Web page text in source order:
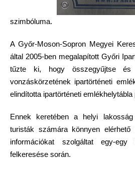
szimbóluma.
A Győr-Moson-Sopron Megyei
által 2005-ben megalapított Győri
tűzte ki, hogy összegyűjtse
vonzáskörzetének ipartörténeti
elindította ipartörténeti emlékhelytábla
Ennek keretében a helyi
turisták számára könnyen
információkat szolgáltat egy-egy
felkeresése során.